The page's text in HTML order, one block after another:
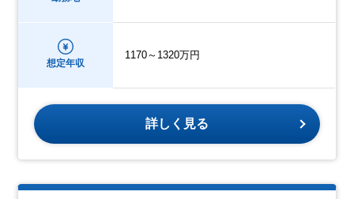
想定年収
1170～1320万円
詳しく見る